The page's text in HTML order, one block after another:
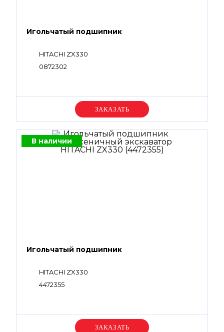
Игольчатый подшипник
HITACHI ZX330
0872302
Уточняйте цену
В наличии
Игольчатый подшипник
HITACHI ZX330
4472355
Уточняйте цену